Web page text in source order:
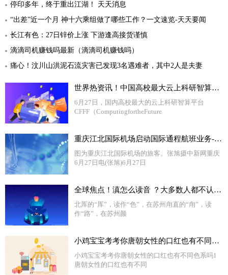
停印多年，终于重出江湖！ 天天消息
“出差”近一个月 神十六乘组做了哪些工作？一文速览-天天要闻
长江有色：27日锌价上涨 下游逢高接货谨慎
滴滴司机赚钱吗最新（滴滴司机赚钱吗）
痛心！汶川山洪泥石流灾害已发现3名遇难者，其中2人是夫妻
世界热资讯！中国高校最大云上科研智算平台上线，复旦大学与阿里云等共同打造
6月27日，国内高校最大的云上科研智算平台
CFFF（ComputingfortheFuture
重庆江北国际机场启动国际通程航班业务-当前热文
图为重庆江北国际机场的旅客。张旭摄中新网重庆
6月27日电(张旭)6月27日
全球焦点！滇怎么读音 ？大多数人都不认识的地名的准确读音，涨点知识吧
北厍的“厍”，读作“色”，在苏州甪直的“甪”，读
作“路”，在苏州颜
小鸡宝宝考考你唐朝女性的口红也有不同色系吗 快讯
小鸡宝宝考考你唐朝女性的口红也有不同色系吗1
唐朝女性的口红也有不同